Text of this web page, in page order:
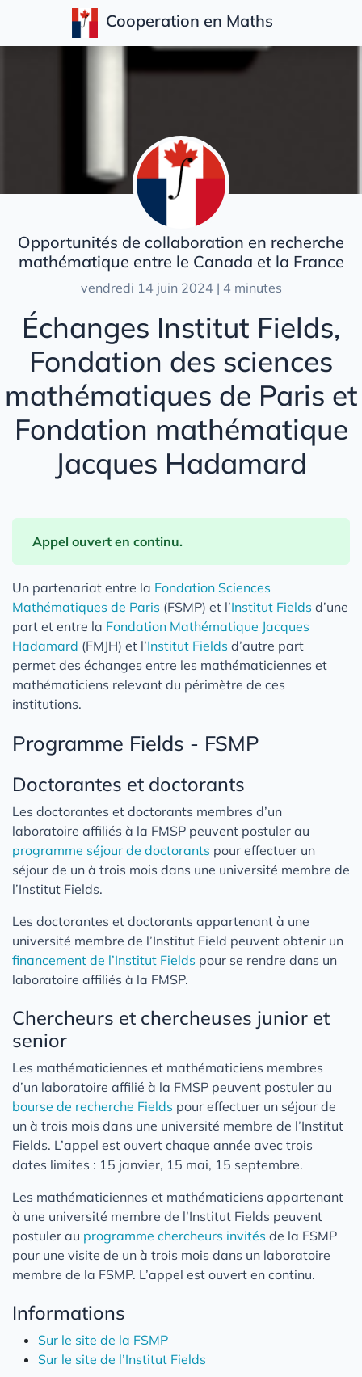
Cooperation en Maths
Opportunités de collaboration en recherche
mathématique entre le Canada et la France
vendredi 14 juin 2024 | 4 minutes
Échanges Institut Fields,
Fondation des sciences
mathématiques de Paris et
Fondation mathématique
Jacques Hadamard
Appel ouvert en continu.
Un partenariat entre la Fondation Sciences
Mathématiques de Paris (FSMP) et l’Institut Fields d’une
part et entre la Fondation Mathématique Jacques
Hadamard (FMJH) et l’Institut Fields d’autre part
permet des échanges entre les mathématiciennes et
mathématiciens relevant du périmètre de ces
institutions.
Programme Fields - FSMP
Doctorantes et doctorants
Les doctorantes et doctorants membres d’un
laboratoire affiliés à la FMSP peuvent postuler au
programme séjour de doctorants pour effectuer un
séjour de un à trois mois dans une université membre de
l’Institut Fields.
Les doctorantes et doctorants appartenant à une
université membre de l’Institut Field peuvent obtenir un
financement de l’Institut Fields pour se rendre dans un
laboratoire affiliés à la FMSP.
Chercheurs et chercheuses junior et
senior
Les mathématiciennes et mathématiciens membres
d’un laboratoire affilié à la FMSP peuvent postuler au
bourse de recherche Fields pour effectuer un séjour de
un à trois mois dans une université membre de l’Institut
Fields. L’appel est ouvert chaque année avec trois
dates limites : 15 janvier, 15 mai, 15 septembre.
Les mathématiciennes et mathématiciens appartenant
à une université membre de l’Institut Fields peuvent
postuler au programme chercheurs invités de la FSMP
pour une visite de un à trois mois dans un laboratoire
membre de la FSMP. L’appel est ouvert en continu.
Informations
Sur le site de la FSMP
Sur le site de l’Institut Fields